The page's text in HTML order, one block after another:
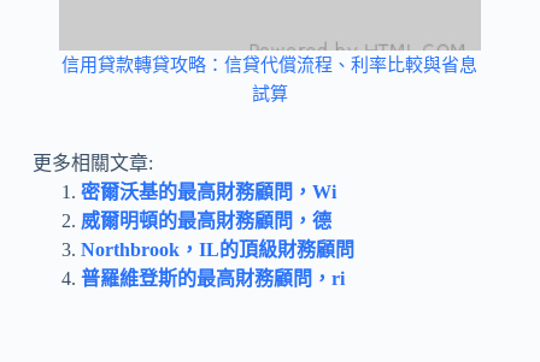
信用貸款轉貸攻略：信貸代償流程、利率比較與省息
試算
更多相關文章:
密爾沃基的最高財務顧問，Wi
威爾明頓的最高財務顧問，德
Northbrook，IL的頂級財務顧問
普羅維登斯的最高財務顧問，ri